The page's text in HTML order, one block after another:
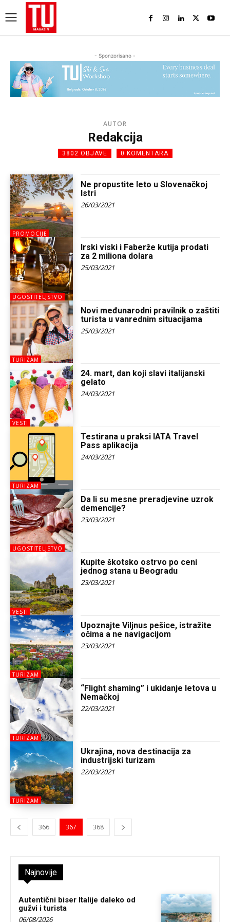
- Sponzorisano -
AUTOR
Redakcija
3802 OBJAVE 0 KOMENTARA
PROMOCIJE
Ne propustite leto u Slovenačkoj
Istri
26/03/2021
UGOSTITELJSTVO
Irski viski i Faberže kutija prodati
za 2 miliona dolara
25/03/2021
TURIZAM
Novi međunarodni pravilnik o zaštiti
turista u vanrednim situacijama
25/03/2021
VESTI
24. mart, dan koji slavi italijanski
gelato
24/03/2021
TURIZAM
Testirana u praksi IATA Travel
Pass aplikacija
24/03/2021
UGOSTITELJSTVO
Da li su mesne preradjevine uzrok
demencije?
23/03/2021
VESTI
Kupite škotsko ostrvo po ceni
jednog stana u Beogradu
23/03/2021
TURIZAM
Upoznajte Viljnus pešice, istražite
očima a ne navigacijom
23/03/2021
TURIZAM
“Flight shaming” i ukidanje letova u
Nemačkoj
22/03/2021
TURIZAM
Ukrajina, nova destinacija za
industrijski turizam
22/03/2021
366 367 368
Najnovije
Autentični biser Italije daleko od
gužvi i turista
06/08/2026